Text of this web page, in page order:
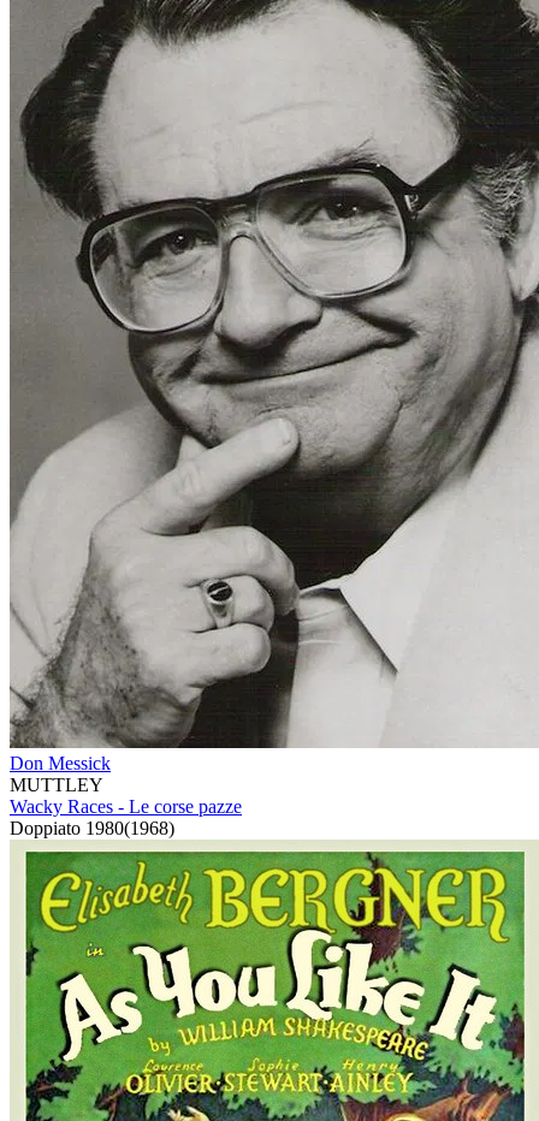
Don Messick
MUTTLEY
Wacky Races - Le corse pazze
Doppiato 1980(1968)